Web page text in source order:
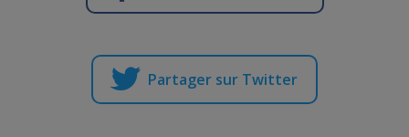
Partager sur Twitter